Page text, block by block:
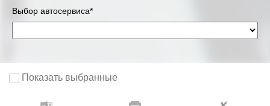
Новосибирск
Орёл
Выбор автосервиса*
Показать выбранные